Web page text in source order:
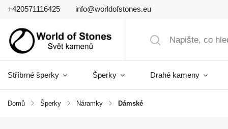
+420571116425 info@worldofstones.eu
Stříbrné šperky Šperky Drahé kameny
Domů / Šperky / Náramky / Dámské